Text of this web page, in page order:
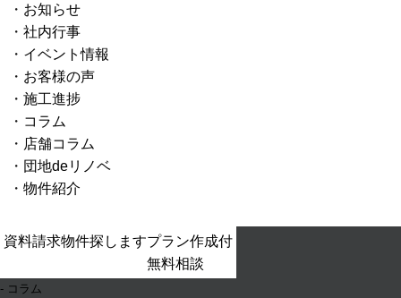
お知らせ
社内行事
イベント情報
お客様の声
施工進捗
コラム
店舗コラム
団地deリノベ
物件紹介
資料請求物件探しますプラン作成付
無料相談
- ホーム
- お知らせ
- コラム